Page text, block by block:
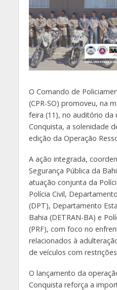
O Comando de
(CPR-SO) promoveu, na
feira (11), no auditório da
Conquista, a solenidade
edição da Operação
A ação integrada,
Segurança Pública da
atuação conjunta da
Polícia Civil,
(DPT), Departamento
Bahia (DETRAN-BA) e
(PRF), com foco no
relacionados à
de veículos com
O lançamento da
Conquista reforça a